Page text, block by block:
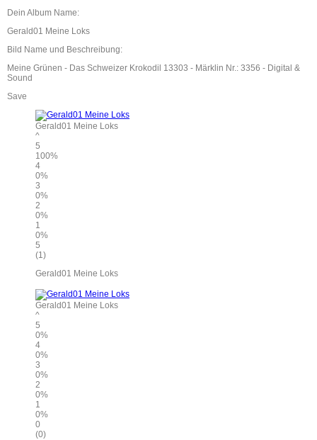
Dein Album Name:
Gerald01 Meine Loks
Bild Name und Beschreibung:
Meine Grünen - Das Schweizer Krokodil 13303 - Märklin Nr.: 3356 - Digital &
Sound
Save
Gerald01 Meine Loks
^
5
100%
4
0%
3
0%
2
0%
1
0%
5
(1)
Gerald01 Meine Loks
Gerald01 Meine Loks
^
5
0%
4
0%
3
0%
2
0%
1
0%
0
(0)